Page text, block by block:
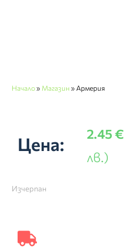
Начало» Магазин » Армерия
Цена: 2.45€
лв.)
Изчерпан